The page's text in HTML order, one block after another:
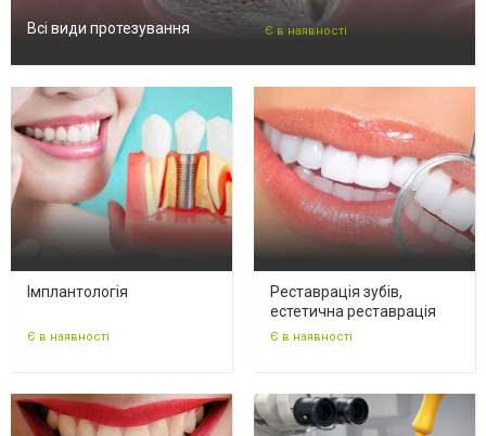
Всі види протезування Є в наявності
Імплантологія
Є в наявності
Реставрація зубів,
естетична реставрація
Є в наявності